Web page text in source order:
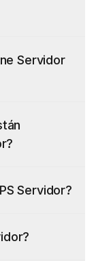
Servidor
Servidor?